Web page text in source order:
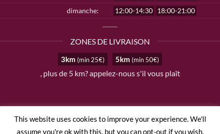
dimanche:
12:00-14:30 18:00-21:00
ZONES DE LIVRAISON
3km (min 25€) 5km (min 50€)
, plus de 5 km? appelez-nous s'il vous plaît
TERMS AND CONDITIONS PRIVACY POLICY
This website uses cookies to improve your experience. We'll
assume you're ok with this, but you can opt-out if you wish.